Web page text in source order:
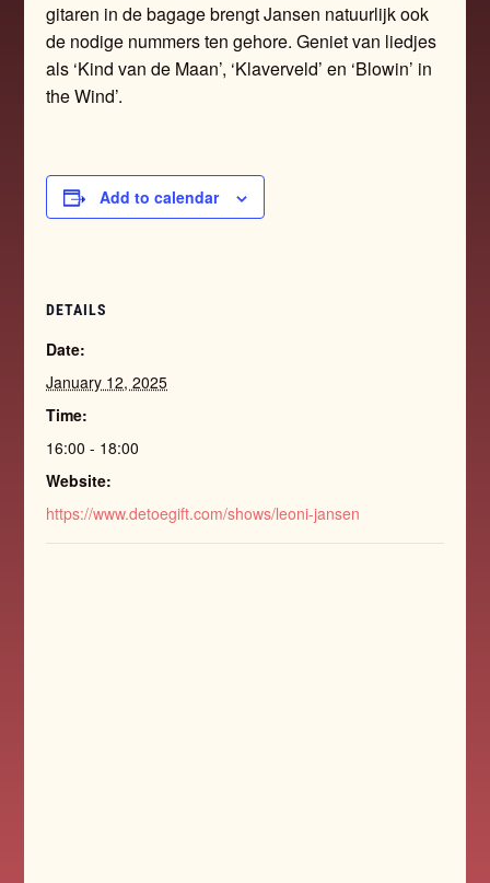
gitaren in de bagage brengt Jansen natuurlijk ook
de nodige nummers ten gehore. Geniet van liedjes
als ‘Kind van de Maan’, ‘Klaverveld’ en ‘Blowin’ in
the Wind’.
Add to calendar
DETAILS
Date:
January 12, 2025
Time:
16:00 - 18:00
Website:
https://www.detoegift.com/shows/leoni-jansen